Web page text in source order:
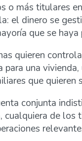
o más titulares
el dinero se
que se
quieren
una
que
conjunta
de los